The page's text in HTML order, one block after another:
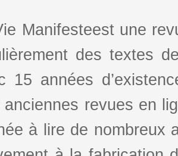
Manifesteest une
des textes
15 années
anciennes revues en
à lire de nombreux